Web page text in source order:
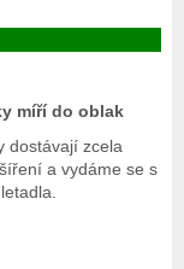
míří do oblak
dostávají zcela
a vydáme se s